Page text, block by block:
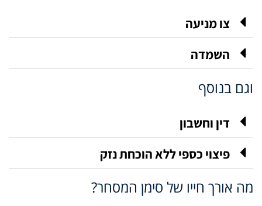
צו מניעה
השמדה
וגם בנוסף
דין וחשבון
פיצוי כספי ללא הוכחת נזק
מה אורך חייו של סימן המסחר?